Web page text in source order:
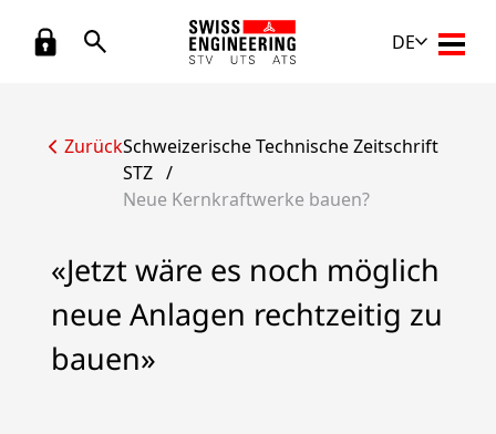
DE
ZurückSchweizerische Technische Zeitschrift
STZ /
Neue Kernkraftwerke bauen?
«Jetzt wäre es noch möglich
neue Anlagen rechtzeitig zu
bauen»